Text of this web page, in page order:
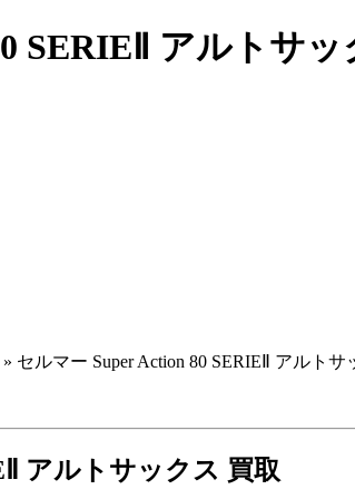
SERIEⅡ アルトサ
» セルマー Super Action 80 SERIEⅡ アルトサ
アルトサックス 買取